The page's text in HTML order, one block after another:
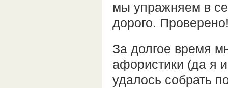
мы упражняем в
дорого.
За долгое время
афористики (да я
удалось собрать